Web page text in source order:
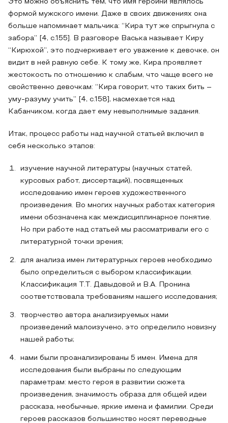
Это можно объяснить тем, что имя героини являлось
формой мужского имени. Даже в своих движениях она
больше напоминает мальчика: “Кира тут же спрыгнула с
забора” [4, с.155]. В разговоре Васька называет Киру
“Кирюхой”, это подчеркивает его уважение к девочке, он
видит в ней равную себе. К тому же, Кира проявляет
жестокость по отношению к слабым, что чаще всего не
свойственно девочкам: “Кира говорит, что таких бить –
уму-разуму учить” [4, с.158], насмехается над
Кабанчиком, когда дает ему невыполнимые задания.
Итак, процесс работы над научной статьей включил в
себя несколько этапов:
изучение научной литературы (научных статей,
курсовых работ, диссертаций), посвященных
исследованию имен героев художественного
произведения. Во многих научных работах категория
имени обозначена как междисциплинарное понятие.
Но при работе над статьей мы рассматривали его с
литературной точки зрения;
для анализа имен литературных героев необходимо
было определиться с выбором классификации.
Классификация Т.Т. Давыдовой и В.А. Пронина
соответствовала требованиям нашего исследования;
творчество автора анализируемых нами
произведений малоизучено, это определило новизну
нашей работы;
нами были проанализированы 5 имен. Имена для
исследования были выбраны по следующим
параметрам: место героя в развитии сюжета
произведения, значимость образа для общей идеи
рассказа, необычные, яркие имена и фамилии. Среди
героев рассказов большинство носят переводные